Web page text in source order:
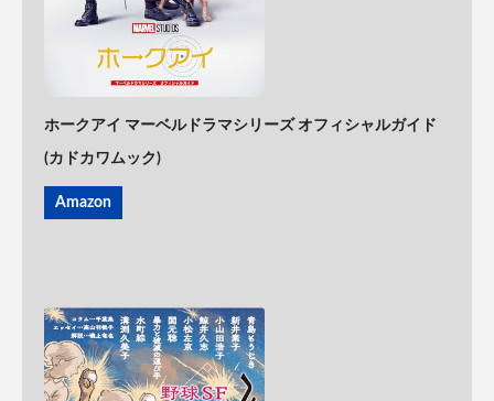
ホークアイ マーベルドラマシリーズ オフィシャルガイド
(カドカワムック)
Amazon